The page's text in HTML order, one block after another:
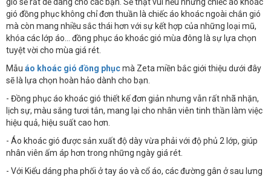
gió sẽ rất dễ dang cho các bạn. Sẽ thật vui nếu những chiếc áo khoác
gió đồng phục không chỉ đơn thuần là chiếc áo khoác ngoài chắn gió
mà còn mang nhiều sắc thái hơn với sự kết hợp của những loại mũ,
khóa các lớp áo... đồng phục áo khoác gió mùa đông là sự lựa chọn
tuyệt vời cho mùa giá rét.
Mẫu áo khoác gió đồng phụcmà Zeta miền bắc giới thiệu dưới đây
sẽ là lựa chọn hoàn hảo dành cho bạn.
- Đồng phục áo khoác gió thiết kế đơn giản nhưng vẫn rất nhã nhặn,
lịch sự, màu sắng tươi tắn, mang lại cho nhân viên tinh thần làm việc
hiệu quả, hiệu suất cao hơn.
- Áo khoác gió được sản xuất độ dày vừa phải với độ phủ 2 lớp, giúp
nhân viên ấm áp hơn trong những ngày giá rét.
- Với Kiểu dáng pha phối ở tay áo và cổ áo, các đường gân ở sau lưng